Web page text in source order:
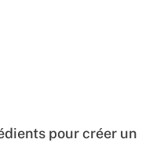
pour créer un